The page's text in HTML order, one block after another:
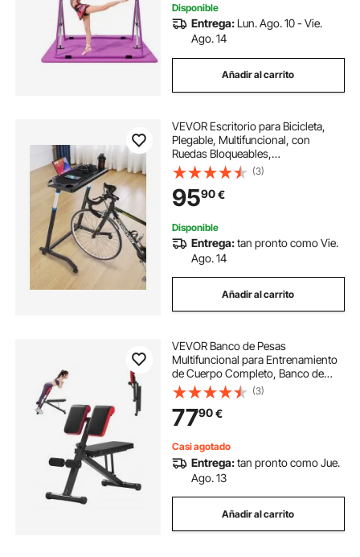
Disponible
Entrega: Lun. Ago. 10 - Vie.
Ago. 14
Añadir al carrito
VEVOR Escritorio para Bicicleta,
Plegable, Multifuncional, con
Ruedas Bloqueables,
Antideslizante, para Entrenamiento
de Bicicleta, Apto para Ejercicios en
Casa o en la Oficina, 855 x 593 x
797 mm
(3)
9590€
Disponible
Entrega:tan pronto como Vie.
Ago. 14
Añadir al carrito
VEVOR Banco de Pesas
Multifuncional para Entrenamiento
de Cuerpo Completo, Banco de
Hiperextensión con Silla Romana,
Equipo Ajustable y Plegable de 150
kg para Entrenamiento de Espalda,
Brazos
(3)
7790€
Casi agotado
Entrega:tan pronto como Jue.
Ago. 13
Añadir al carrito